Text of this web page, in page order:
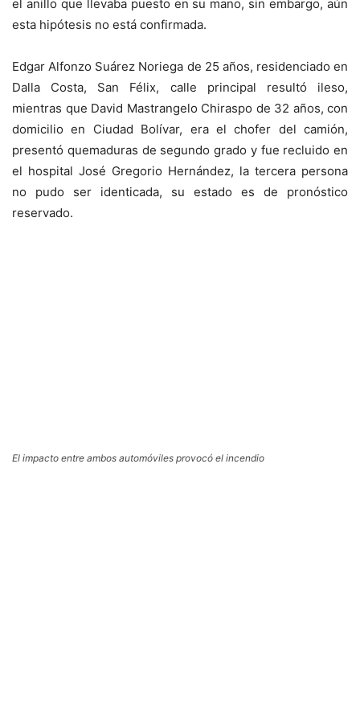
el anillo que llevaba puesto en su mano, sin embargo, aún
esta hipótesis no está confirmada.
Edgar Alfonzo Suárez Noriega de 25 años, residenciado en
Dalla Costa, San Félix, calle principal resultó ileso,
mientras que David Mastrangelo Chiraspo de 32 años, con
domicilio en Ciudad Bolívar, era el chofer del camión,
presentó quemaduras de segundo grado y fue recluido en
el hospital José Gregorio Hernández, la tercera persona
no pudo ser identicada, su estado es de pronóstico
reservado.
El impacto entre ambos automóviles provocó el incendio